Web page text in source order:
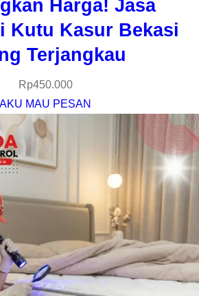
Harga! Jasa
Kutu Kasur Bekasi
Terjangkau
Rp450.000
AKU MAU PESAN